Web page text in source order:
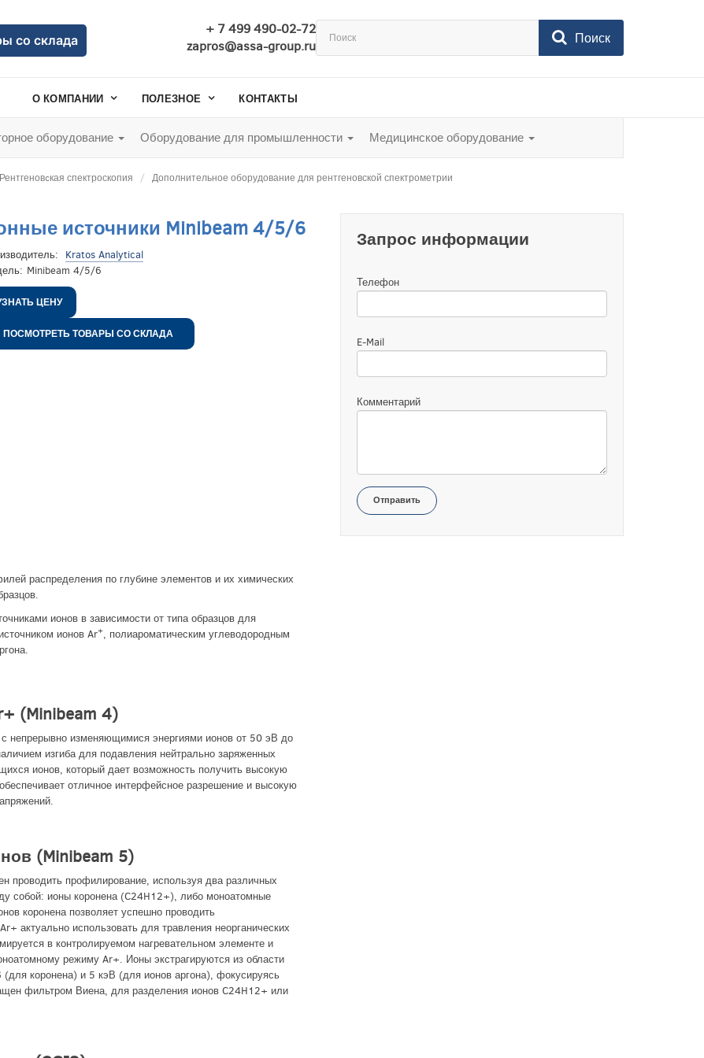
со склада
+ 7 499 490-02-72
zapros@assa-group.ru
Поиск
О КОМПАНИИ ПОЛЕЗНОЕ КОНТАКТЫ
оборудование Оборудование для промышленности Медицинское оборудование
Рентгеновcкая спектроскопия
Дополнительное оборудование для рентгеновской спектрометрии
источники Minibeam 4/5/6
Kratos Analytical
Minibeam 4/5/6
ЦЕНУ
ПОСМОТРЕТЬ ТОВАРЫ СО СКЛАДА
распределения по глубине элементов и их химических
ионов в зависимости от типа образцов для
ионов Ar+, полиароматическим углеводородным
(Minibeam 4)
непрерывно изменяющимися энергиями ионов от 50 эВ до
изгиба для подавления нейтрально заряженных
ионов, который дает возможность получить высокую
отличное интерфейсное разрешение и высокую
(Minibeam 5)
проводить профилирование, используя два различных
собой: ионы коронена (C24H12+), либо моноатомные
коронена позволяет успешно проводить
актуально использовать для травления неорганических
в контролируемом нагревательном элементе и
режиму Ar+. Ионы экстрагируются из области
коронена) и 5 кэВ (для ионов аргона), фокусируясь
фильтром Виена, для разделения ионов C24H12+ или
Запрос информации
Телефон
E-Mail
Комментарий
Отправить